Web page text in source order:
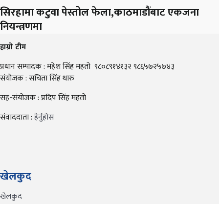
सिरहामा कटुवा पेस्तोल फेला,काठमाडौंबाट एकजना
नियन्त्रणमा
हाम्रो टीम
प्रधान सम्पादक : महेश सिंह महतो ९८०८९१४१३२ ९८६५७२५७४३
संयोजक : सचिता सिंह थारु
सह-संयोजक : प्रदिप सिंह महतो
संवाददाता :हेर्नुहोस
खेलकुद
खेलकुद